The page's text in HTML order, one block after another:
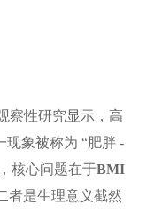
察性研究显示，高
象被称为 “肥胖 -
核心问题在于BMI
是生理意义截然